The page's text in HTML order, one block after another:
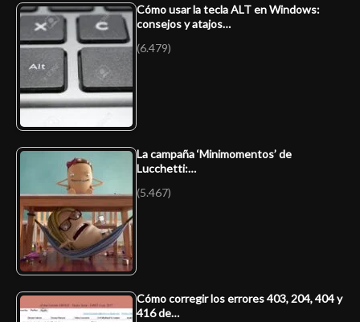
Cómo usar la tecla ALT en Windows:
consejos y atajos…
(6.479)
La campaña ‘Minimomentos’ de
Lucchetti:…
(5.467)
Cómo corregir los errores 403, 204, 404 y
416 de…